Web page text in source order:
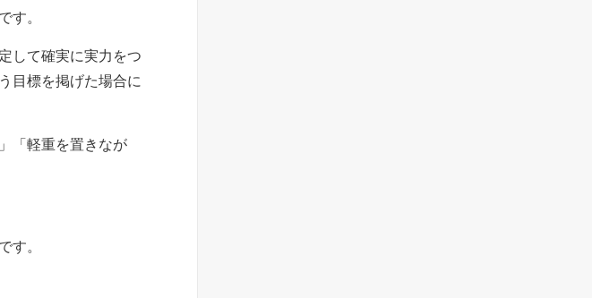
す。
して確実に実力をつ
目標を掲げた場合に
「軽重を置きなが
す。